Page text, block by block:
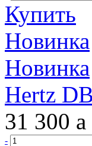
Купить
Новинка
Новинка
Hertz
31 300 a
-